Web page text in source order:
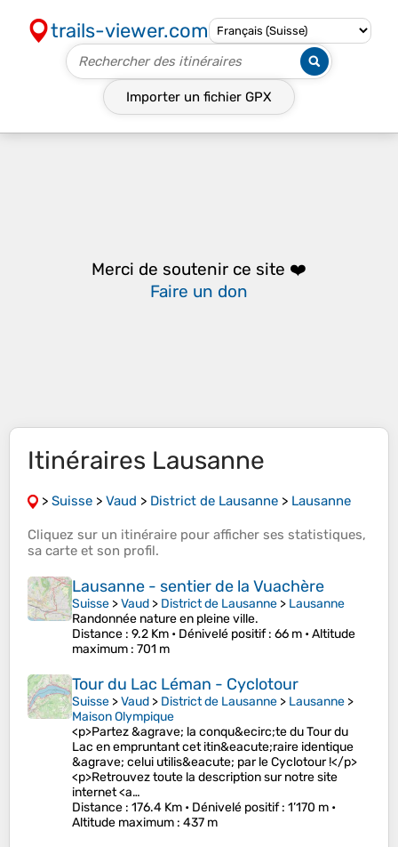
trails-viewer.com
Importer un fichier GPX
Merci de soutenir ce site ❤️
Faire un don
Itinéraires Lausanne
> Suisse > Vaud > District de Lausanne > Lausanne
Cliquez sur un itinéraire pour afficher ses statistiques,
sa carte et son profil.
Lausanne - sentier de la Vuachère
Suisse >Vaud > District de Lausanne > Lausanne
Randonnée nature en pleine ville.
Distance : 9.2 Km • Dénivelé positif: 66 m •Altitude
maximum : 701 m
Tour du Lac Léman - Cyclotour
Suisse >Vaud > District de Lausanne > Lausanne >
Maison Olympique
<p>Partez &agrave; la conqu&ecirc;te du Tour du
Lac en empruntant cet itin&eacute;raire identique
&agrave; celui utilis&eacute; par le Cyclotour !</p>
<p>Retrouvez toute la description sur notre site
internet <a…
Distance : 176.4 Km • Dénivelé positif: 1’170 m •
Altitude maximum : 437 m